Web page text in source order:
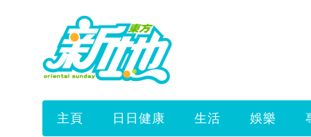
主頁 日日健康 生活 娛樂